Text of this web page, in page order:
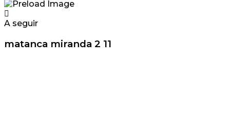
A seguir
matanca miranda 2 11